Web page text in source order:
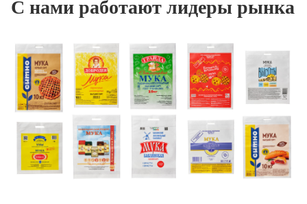
С нами работают лидеры рынка